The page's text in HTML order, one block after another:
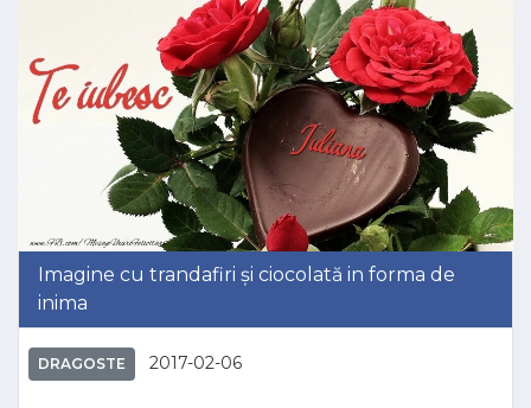
Imagine cu trandafiri și ciocolată in forma de
inima
DRAGOSTE 2017-02-06